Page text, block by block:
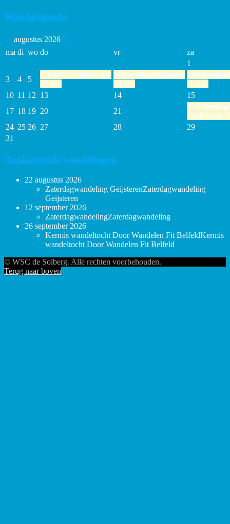
Wandelagenda
< augustus 2026 >
ma di wo do vr
za
1
3
4 5
6Heuvelland4daagse
all day
7Heuvelland4daagse
all day
8
all day
10 11 12 13 14
15
17 18 19 20 21
22
Geijsteren
24 25 26 27 28
29
31
Aankomende wandelingen
22 augustus 2026
Zaterdagwandeling GeijsterenZaterdagwandeling
Geijsteren
12 september 2026
ZaterdagwandelingZaterdagwandeling
26 september 2026
Kermis wandeltocht Door Wandelen Fit BelfeldKermis
wandeltocht Door Wandelen Fit Belfeld
© WSC de Solberg. Alle rechten voorbehouden.
Terug naar boven